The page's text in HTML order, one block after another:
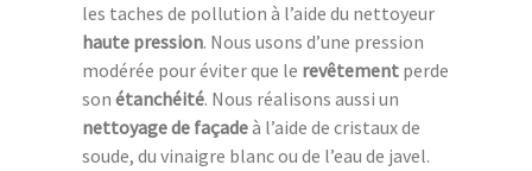
les taches de pollution à l’aide du nettoyeur
haute pression. Nous usons d’une pression
modérée pour éviter que le revêtement perde
son étanchéité. Nous réalisons aussi un
nettoyage de façadeà l’aide de cristaux de
soude, du vinaigre blanc ou de l’eau de javel.